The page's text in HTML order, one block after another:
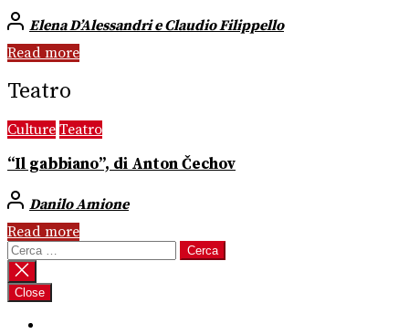
Elena D’Alessandri e Claudio Filippello
Read more
Teatro
Culture Teatro
“Il gabbiano”, di Anton Čechov
Danilo Amione
Read more
Ricerca
per:
Close